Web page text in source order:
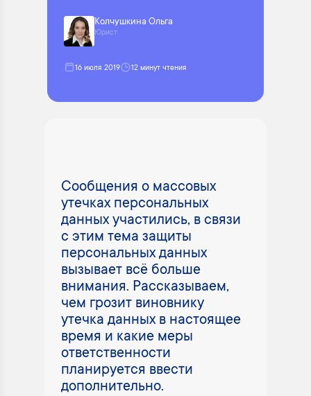
Колчушкина Ольга
Юрист
16 июля 2019 12 минут чтения
Сообщения о массовых
утечках персональных
данных участились, в связи
с этим тема защиты
персональных данных
вызывает всё больше
внимания. Рассказываем,
чем грозит виновнику
утечка данных в настоящее
время и какие меры
ответственности
планируется ввести
дополнительно.